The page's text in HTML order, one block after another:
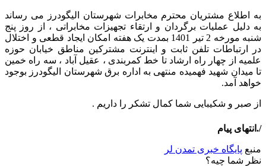
به اطلاع مشتریان محترم مخابرات شهرستان الیگودرز می رساند
به دلیل عملیات برگردان و ارتقاء تجهیزات مخابراتی ، از روز پنج
شنبه مورخه 2 تیر 1401 بمدت یک هفته امکان ایجاد قطعی و اختلال
در ارتباطات تلفن ثابت و اینترنت مشترکین مناطق خیابان حوزه
علمیه از چهار راه ارشاد تا خط کمربندی ، عقیل آباد ، سه راه خمین
تا میدان شهید فهمیده منتهی به اداره برق شهرستان الیگودرز بوجود
خواهد آمد.
از صبر و شکیبایی شما کمال تشکر را داریم .
/.انتهای پیام
منبع پایگاه خبری تمدن لر
نظر شما چیه؟